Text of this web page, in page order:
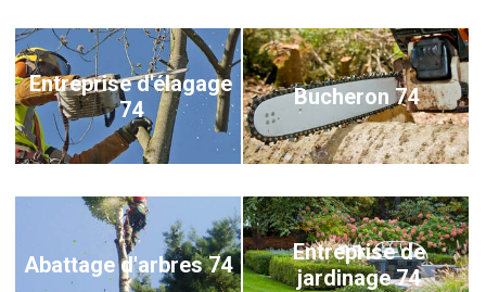
Entreprise d'élagage
74
Bucheron 74
Abattage d'arbres 74
Entreprise de
jardinage 74